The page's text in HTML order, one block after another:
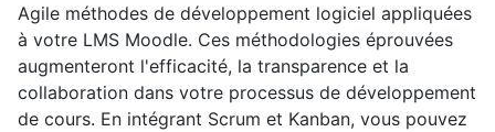
Agile méthodes de développement logiciel appliquées
à votre LMS Moodle. Ces méthodologies éprouvées
augmenteront l'efficacité, la transparence et la
collaboration dans votre processus de développement
de cours. En intégrant Scrum et Kanban, vous pouvez